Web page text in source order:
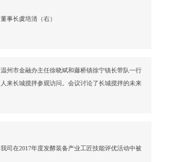
温州市金融办主任徐晓斌和藤桥镇徐宁镇长带队一行
人来长城搅拌参观访问。会议讨论了长城搅拌的未来
企业做大做强。
我司在2017年度发酵装备产业工匠技能评优活动中被